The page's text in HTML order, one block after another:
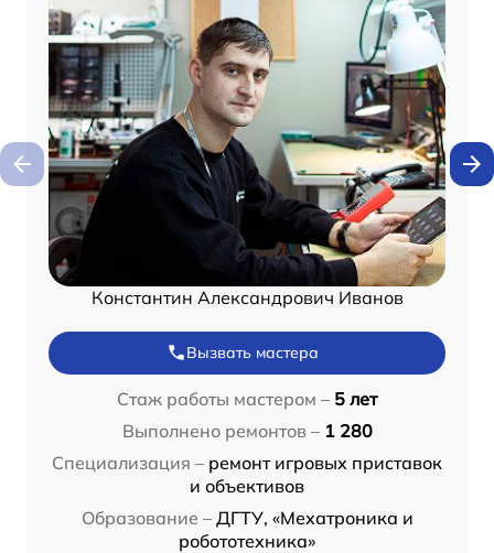
Константин Александрович Иванов
Вызвать мастера
Стаж работы мастером – 5 лет
Выполнено ремонтов – 1 280
Специализация – ремонт игровых приставок
и объективов
Образование – ДГТУ, «Мехатроника и
робототехника»